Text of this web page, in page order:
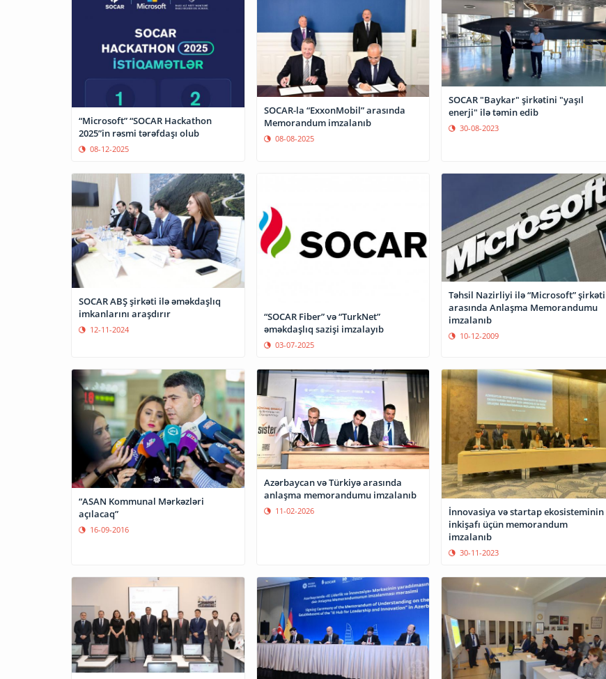
“Microsoft” “SOCAR Hackathon
2025”in rəsmi tərəfdaşı olub
08-12-2025
SOCAR-la “ExxonMobil” arasında
Memorandum imzalanıb
08-08-2025
SOCAR "Baykar" şirkətini "yaşıl
enerji" ilə təmin edib
30-08-2023
SOCAR ABŞ şirkəti ilə əməkdaşlıq
imkanlarını araşdırır
12-11-2024
“SOCAR Fiber” və “TurkNet”
əməkdaşlıq sazişi imzalayıb
03-07-2025
Təhsil Nazirliyi ilə “Microsoft” şirkəti
arasında Anlaşma Memorandumu
imzalanıb
10-12-2009
“ASAN Kommunal Mərkəzləri
açılacaq”
16-09-2016
Azərbaycan və Türkiyə arasında
anlaşma memorandumu imzalanıb
11-02-2026
İnnovasiya və startap ekosisteminin
inkişafı üçün memorandum
imzalanıb
30-11-2023